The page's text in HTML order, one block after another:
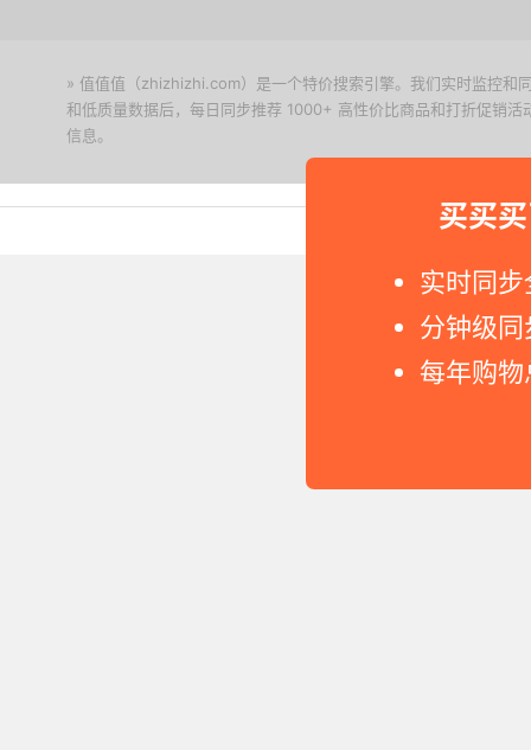
买买
实时同
分钟级
每年购
» 值值值（zhizhizhi.com）是一个特价搜索引擎。我们实时监控和
和低质量数据后，每日同步推荐 1000+ 高性价比商品和打折促销
信息。
Copyright © 2011-2026 网购